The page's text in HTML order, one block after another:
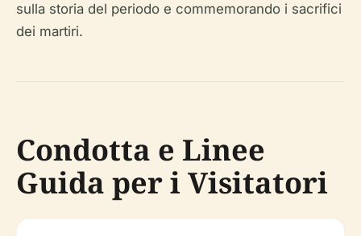
sulla storia del periodo e commemorando i sacrifici
dei martiri.
Condotta e Linee
Guida per i Visitatori